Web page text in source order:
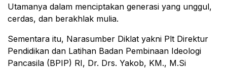
Utamanya dalam menciptakan generasi yang unggul,
cerdas, dan berakhlak mulia.
Sementara itu, Narasumber Diklat yakni Plt Direktur
Pendidikan dan Latihan Badan Pembinaan Ideologi
Pancasila (BPIP) RI, Dr. Drs. Yakob, KM., M.Si